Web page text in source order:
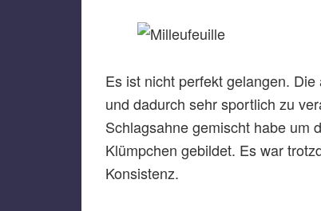
Es ist nicht perfekt gelangen.
und dadurch sehr sportlich zu
Schlagsahne gemischt habe um
Klümpchen gebildet. Es war
Konsistenz.